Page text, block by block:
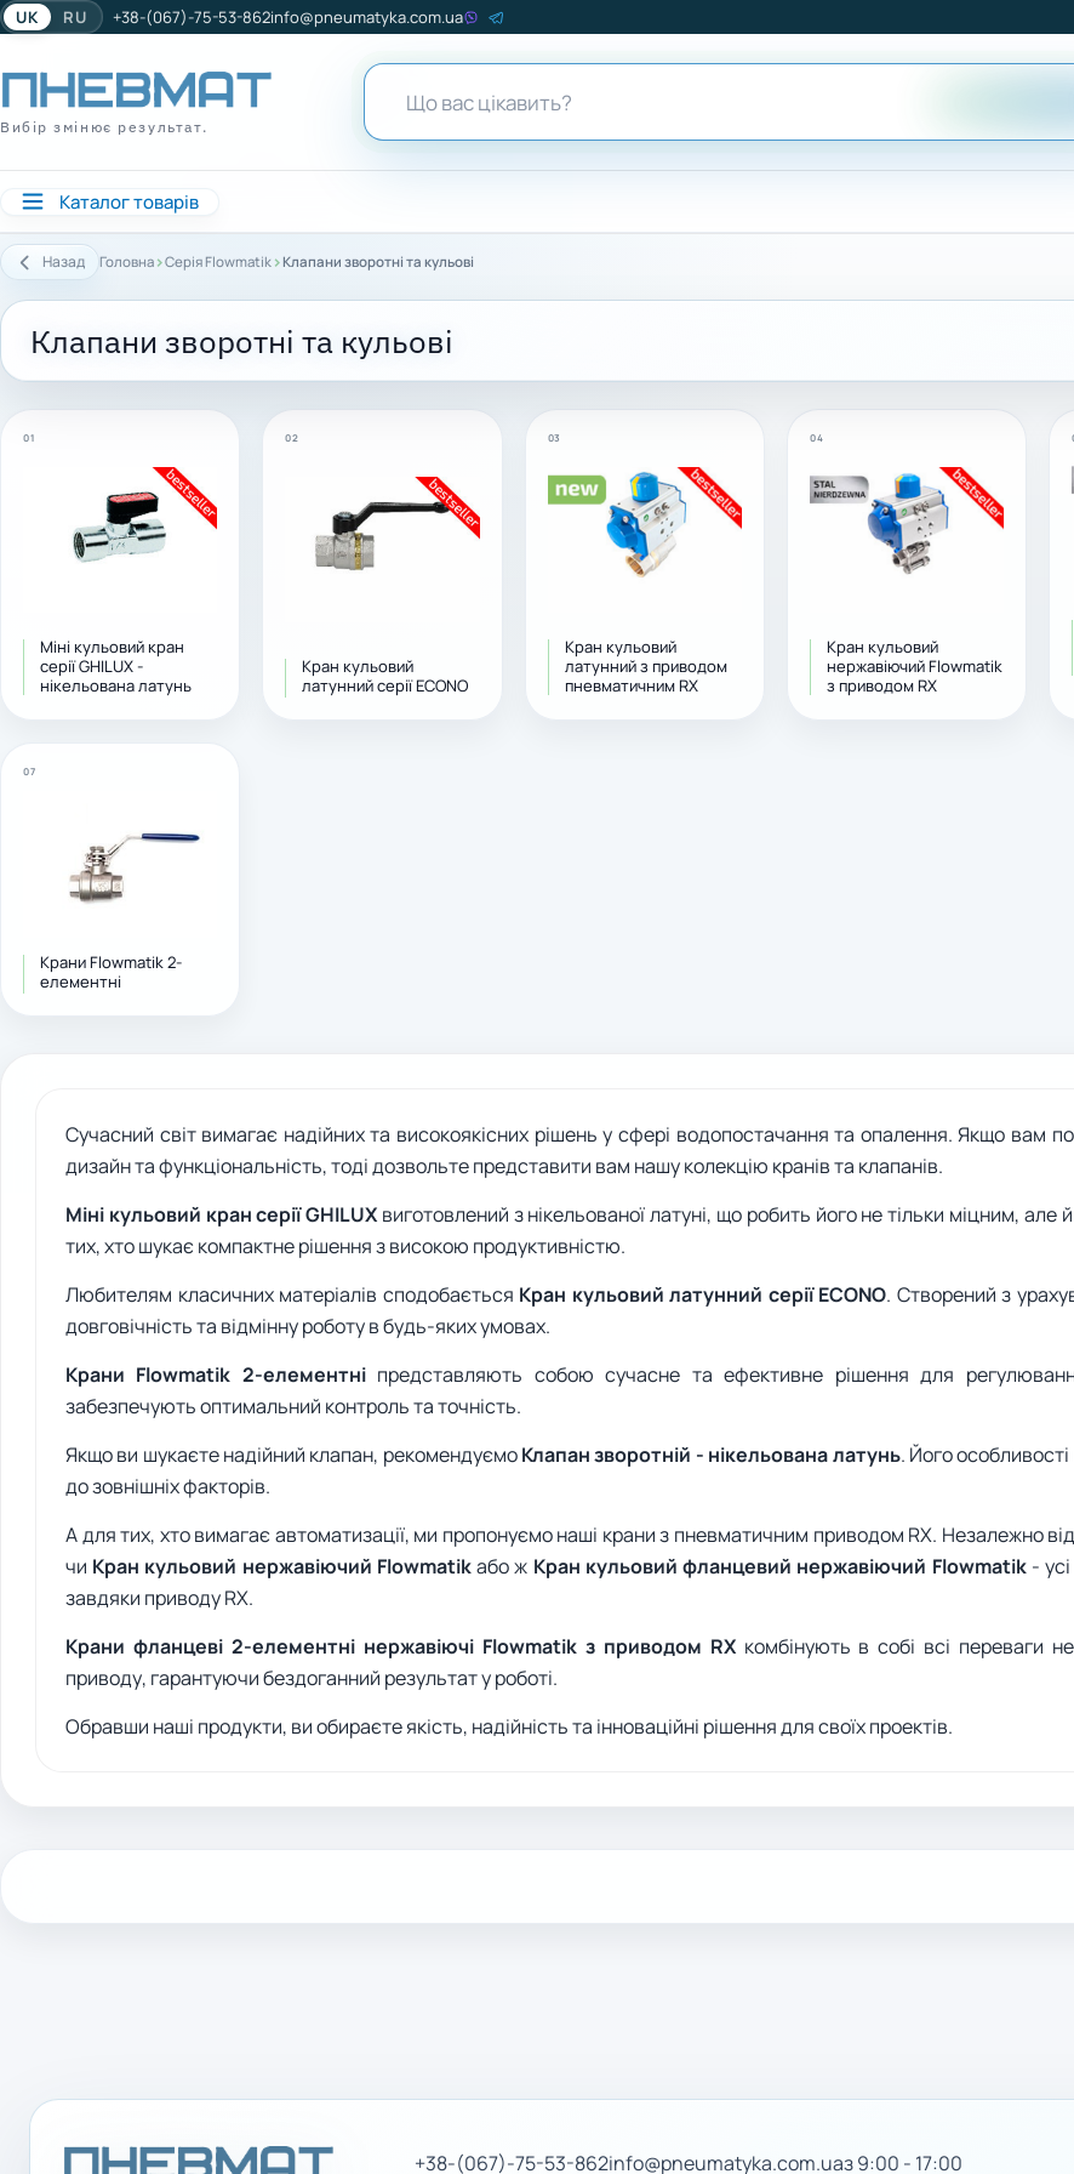
UK RU +38-(067)-75-53-862info@pneumatyka.com.ua
Вибір змінює результат.
Каталог товарів
Назад Головна ›Серія Flowmatik ›Клапани зворотні та кульові
Клапани зворотні та кульові
01
Міні кульовий кран
серії GHILUX -
нікельована латунь
02
Кран кульовий
латунний серії ECONO
03
Кран кульовий
латунний з приводом
пневматичним RX
04
Кран кульовий
нержавіючий Flowmatik
з приводом RX
07
Крани Flowmatik 2-
елементні
Сучасний світ вимагає надійних та високоякісних рішень у сфері водопостачання та опалення. Якщо вам
дизайн та функціональність, тоді дозвольте представити вам нашу колекцію кранів та клапанів.
Міні кульовий кран серії GHILUX виготовлений з нікельованої латуні, що робить його не тільки міцним,
тих, хто шукає компактне рішення з високою продуктивністю.
Любителям класичних матеріалів сподобається Кран кульовий латунний серії ECONO. Створений з
довговічність та відмінну роботу в будь-яких умовах.
Крани Flowmatik 2-елементніпредставляють собою сучасне та ефективне рішення для
забезпечують оптимальний контроль та точність.
Якщо ви шукаєте надійний клапан, рекомендуємоКлапан зворотній - нікельована латунь. Його
до зовнішніх факторів.
А для тих, хто вимагає автоматизації, ми пропонуємо наші крани з пневматичним приводом RX. Незалежно
чи Кран кульовий нержавіючий Flowmatikабо ж Кран кульовий фланцевий нержавіючий Flowmatik-
завдяки приводу RX.
Крани фланцеві 2-елементні нержавіючі Flowmatik з приводом RXкомбінують в собі всі переваги
приводу, гарантуючи бездоганний результат у роботі.
Обравши наші продукти, ви обираєте якість, надійність та інноваційні рішення для своїх проектів.
+38-(067)-75-53-862info@pneumatyka.com.uaз 9:00 - 17:00